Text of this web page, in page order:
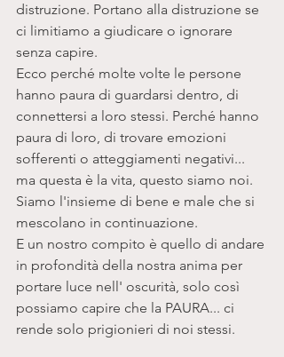
distruzione. Portano alla distruzione se
ci limitiamo a giudicare o ignorare
senza capire.
Ecco perché molte volte le persone
hanno paura di guardarsi dentro, di
connettersi a loro stessi. Perché hanno
paura di loro, di trovare emozioni
sofferenti o atteggiamenti negativi...
ma questa è la vita, questo siamo noi.
Siamo l'insieme di bene e male che si
mescolano in continuazione.
E un nostro compito è quello di andare
in profondità della nostra anima per
portare luce nell' oscurità, solo così
possiamo capire che la PAURA... ci
rende solo prigionieri di noi stessi.